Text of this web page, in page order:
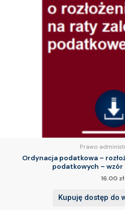
Prawo
Ordynacja podatkowa –
podatkowych – wzór
16.00 zł
Kupuję dostęp do